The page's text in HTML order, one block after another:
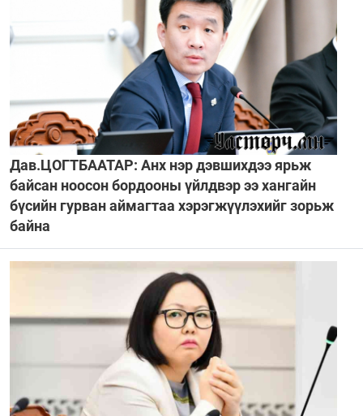
Дав.ЦОГТБААТАР: Анх нэр дэвшихдээ ярьж
байсан ноосон бордооны үйлдвэр ээ хангайн
бүсийн гурван аймагтаа хэрэгжүүлэхийг зорьж
байна